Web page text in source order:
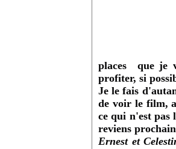
places que je
profiter, si
Je le fais
de voir le film,
ce qui n'est pas
reviens
Ernest et